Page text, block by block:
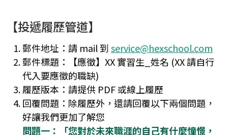
式時光機
【投遞履歷管道】
郵件地址：請 mail 到 service@hexschool.com
郵件標題：【應徵】XX 實習生_姓名 (XX 請自行
代入要應徵的職缺)
履歷版本：請提供 PDF 或線上履歷
回覆問題：除履歷外，還請回覆以下兩個問題，
好讓我們更加了解您
問題一：「您對於未來職涯的自己有什麼憧憬，